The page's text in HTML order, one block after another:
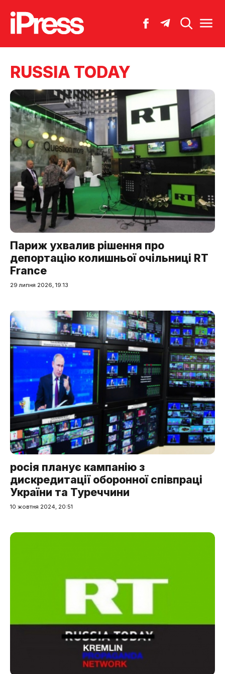
RUSSIA TODAY
Париж ухвалив рішення про
депортацію колишньої очільниці RT
France
29 липня 2026, 19:13
росія планує кампанію з
дискредитації оборонної співпраці
України та Туреччини
10 жовтня 2024, 20:51